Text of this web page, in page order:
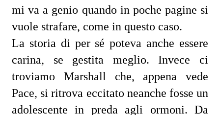
mi va a genio quando in poche pagine si
vuole strafare, come in questo caso.
La storia di per sé poteva anche essere
carina, se gestita meglio. Invece ci
troviamo Marshall che, appena vede
Pace, si ritrova eccitato neanche fosse un
adolescente in preda agli ormoni. Da